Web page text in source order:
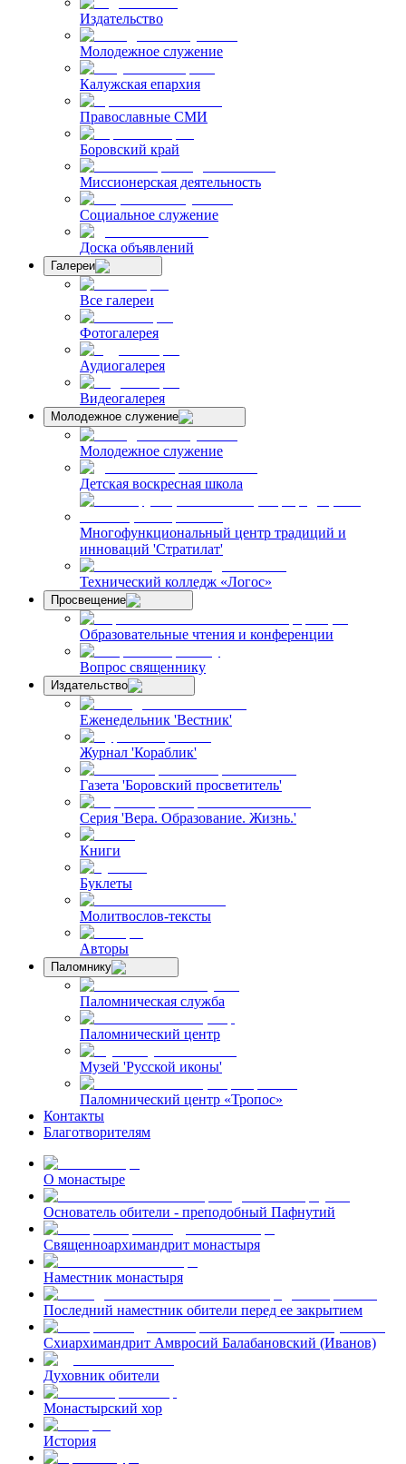
Издательство
Молодежное служение
Калужская епархия
Православные СМИ
Боровский край
Миссионерская деятельность
Социальное служение
Доска объявлений
Галереи
Все галереи
Фотогалерея
Аудиогалерея
Видеогалерея
Молодежное служение
Молодежное служение
Детская воскресная школа
Многофункциональный центр традиций и
инноваций 'Стратилат'
Технический колледж «Логос»
Просвещение
Образовательные чтения и конференции
Вопрос священнику
Издательство
Еженедельник 'Вестник'
Журнал 'Кораблик'
Газета 'Боровский просветитель'
Серия 'Вера. Образование. Жизнь.'
Книги
Буклеты
Молитвослов-тексты
Авторы
Паломнику
Паломническая служба
Паломнический центр
Музей 'Русской иконы'
Паломнический центр «Тропос»
Контакты
Благотворителям
О монастыре
Основатель обители - преподобный Пафнутий
Священноархимандрит монастыря
Наместник монастыря
Последний наместник обители перед ее закрытием
Схиархимандрит Амвросий Балабановский (Иванов)
Духовник обители
Монастырский хор
История